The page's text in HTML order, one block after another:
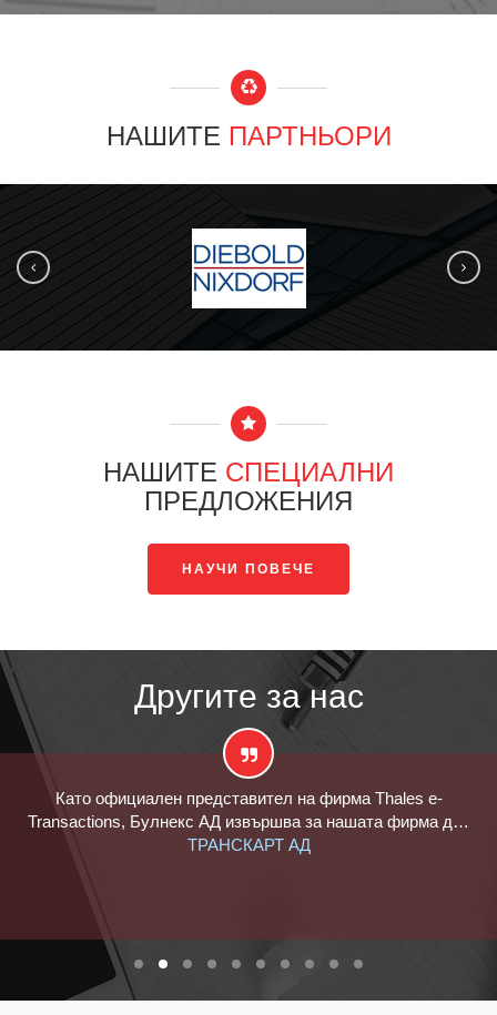
НАШИТЕ ПАРТНЬОРИ
НАШИТЕ СПЕЦИАЛНИ
ПРЕДЛОЖЕНИЯ
НАУЧИ ПОВЕЧЕ
Другите за нас
официален представител на фирма Thales e-
Булнекс АД извършва за нашата фирма д…
ТРАНСКАРТ АД
Булнекс